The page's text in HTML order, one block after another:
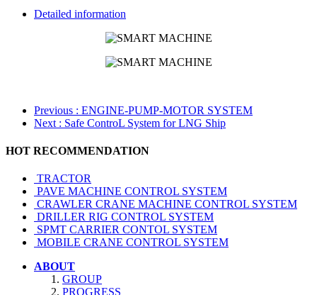
Detailed information
Previous : ENGINE-PUMP-MOTOR SYSTEM
Next : Safe ControL System for LNG Ship
HOT RECOMMENDATION
TRACTOR
PAVE MACHINE CONTROL SYSTEM
CRAWLER CRANE MACHINE CONTROL SYSTEM
DRILLER RIG CONTROL SYSTEM
SPMT CARRIER CONTOL SYSTEM
MOBILE CRANE CONTROL SYSTEM
ABOUT
GROUP
PROGRESS